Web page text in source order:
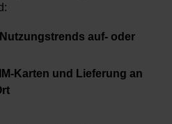
auf- oder
Karten und Lieferung an